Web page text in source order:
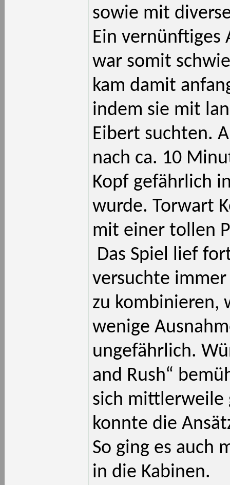
sowie mit
Ein vernünftiges
war somit
kam damit
indem sie mit
Eibert suchten.
nach ca. 10
Kopf gefährlich
wurde. Torwart
mit einer tollen
Das Spiel lief
versuchte
zu kombinieren,
wenige
ungefährlich.
and Rush“
sich mittlerweile
konnte die
So ging es auch
in die Kabinen.